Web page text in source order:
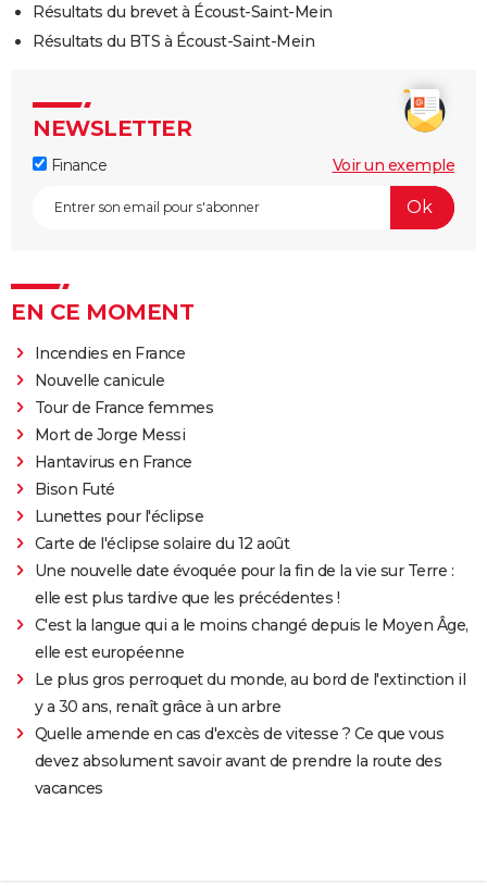
Résultats du brevet à Écoust-Saint-Mein
Résultats du BTS à Écoust-Saint-Mein
NEWSLETTER
Finance Voir un exemple
EN CE MOMENT
Incendies en France
Nouvelle canicule
Tour de France femmes
Mort de Jorge Messi
Hantavirus en France
Bison Futé
Lunettes pour l'éclipse
Carte de l'éclipse solaire du 12 août
Une nouvelle date évoquée pour la fin de la vie sur Terre :
elle est plus tardive que les précédentes !
C'est la langue qui a le moins changé depuis le Moyen Âge,
elle est européenne
Le plus gros perroquet du monde, au bord de l'extinction il
y a 30 ans, renaît grâce à un arbre
Quelle amende en cas d'excès de vitesse ? Ce que vous
devez absolument savoir avant de prendre la route des
vacances